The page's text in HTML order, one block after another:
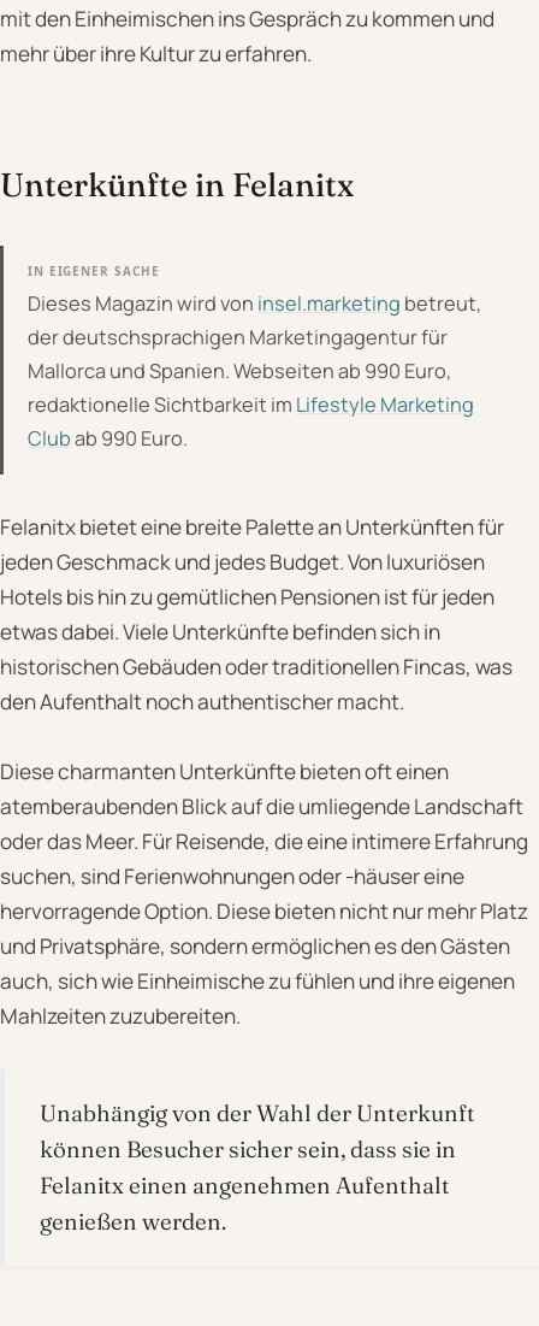
mit den Einheimischen ins Gespräch zu kommen und
mehr über ihre Kultur zu erfahren.
Unterkünfte in Felanitx
IN EIGENER SACHE
Dieses Magazin wird von insel.marketing betreut,
der deutschsprachigen Marketingagentur für
Mallorca und Spanien. Webseiten ab 990 Euro,
redaktionelle Sichtbarkeit im Lifestyle Marketing
Clubab 990 Euro.
Felanitx bietet eine breite Palette an Unterkünften für
jeden Geschmack und jedes Budget. Von luxuriösen
Hotels bis hin zu gemütlichen Pensionen ist für jeden
etwas dabei. Viele Unterkünfte befinden sich in
historischen Gebäuden oder traditionellen Fincas, was
den Aufenthalt noch authentischer macht.
Diese charmanten Unterkünfte bieten oft einen
atemberaubenden Blick auf die umliegende Landschaft
oder das Meer. Für Reisende, die eine intimere Erfahrung
suchen, sind Ferienwohnungen oder -häuser eine
hervorragende Option. Diese bieten nicht nur mehr Platz
und Privatsphäre, sondern ermöglichen es den Gästen
auch, sich wie Einheimische zu fühlen und ihre eigenen
Mahlzeiten zuzubereiten.
Unabhängig von der Wahl der Unterkunft
können Besucher sicher sein, dass sie in
Felanitx einen angenehmen Aufenthalt
genießen werden.